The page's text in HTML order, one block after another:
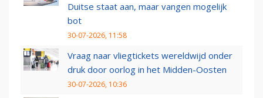
Duitse staat aan, maar vangen mogelijk
bot
30-07-2026, 11:58
Vraag naar vliegtickets wereldwijd onder
druk door oorlog in het Midden-Oosten
30-07-2026, 10:36